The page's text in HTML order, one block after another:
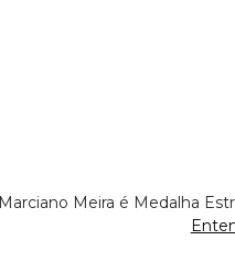
Marciano Meira é Medalha